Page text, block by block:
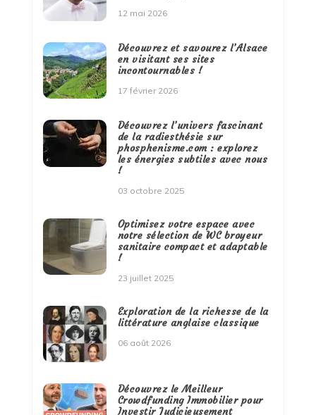
12 mai 2026
Découvrez et savourez l’Alsace
en visitant ses sites
incontournables !
17 février 2026
Découvrez l’univers fascinant
de la radiesthésie sur
phosphenisme.com : explorez
les énergies subtiles avec nous
!
03 octobre 2025
Optimisez votre espace avec
notre sélection de WC broyeur
sanitaire compact et adaptable
!
23 juillet 2025
Exploration de la richesse de la
littérature anglaise classique
06 août 2026
Découvrez le Meilleur
Crowdfunding Immobilier pour
Investir Judicieusement